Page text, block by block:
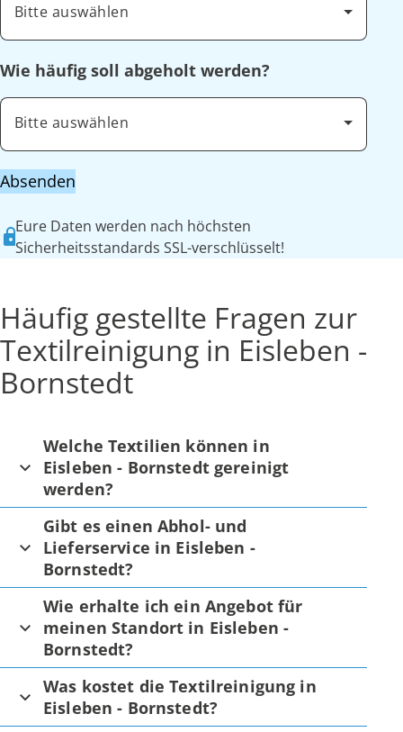
Bitte auswählen
Wie häufig soll abgeholt werden?
Bitte auswählen
Absenden
Eure Daten werden nach höchsten
Sicherheitsstandards SSL-verschlüsselt!
Häufig gestellte Fragen zur
Textilreinigung in Eisleben -
Bornstedt
Welche Textilien können in
Eisleben - Bornstedt gereinigt
werden?
Gibt es einen Abhol- und
Lieferservice in Eisleben -
Bornstedt?
Wie erhalte ich ein Angebot für
meinen Standort in Eisleben -
Bornstedt?
Was kostet die Textilreinigung in
Eisleben - Bornstedt?